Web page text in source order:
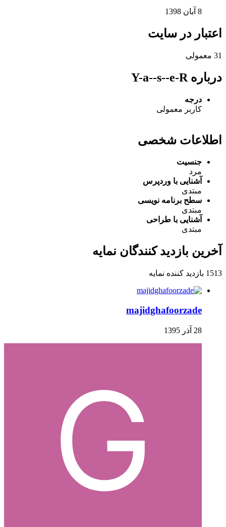
8 آبان 1398
اعتبار در سایت
31 معمولی
درباره Y-a--s--e-R
درجه
کاربر معمولی
اطلاعات شخصی
جنسیت
مرد
آشنایی با وردپرس
مبتدی
سطح برنامه نویسی
مبتدی
آشنایی با طراحی
مبتدی
آخرین بازدید کنندگان نمایه
1513 بازدید کننده نمایه
majidghafoorzade
28 آذر 1395